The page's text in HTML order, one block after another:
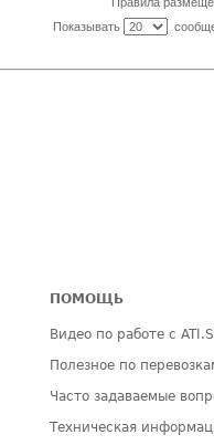
Показывать
ПОМОЩЬ
Видео по работе с
Полезное по
Часто задаваемые
Техническая